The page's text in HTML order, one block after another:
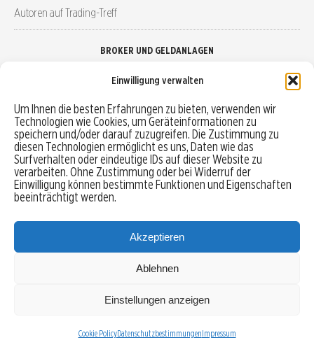
Einwilligung verwalten
Um Ihnen die besten Erfahrungen zu bieten, verwenden wir
Technologien wie Cookies, um Geräteinformationen zu
speichern und/oder darauf zuzugreifen. Die Zustimmung zu
diesen Technologien ermöglicht es uns, Daten wie das
Surfverhalten oder eindeutige IDs auf dieser Website zu
verarbeiten. Ohne Zustimmung oder bei Widerruf der
Einwilligung können bestimmte Funktionen und Eigenschaften
beeinträchtigt werden.
Akzeptieren
Ablehnen
Einstellungen anzeigen
Cookie PolicyDatenschutzbestimmungenImpressum
Autoren auf Trading-Treff
BROKER UND GELDANLAGEN
Robo-Advisor vergleichen
Depotvergleich
Festgeld vergleichen
Tagesgeld vergleichen